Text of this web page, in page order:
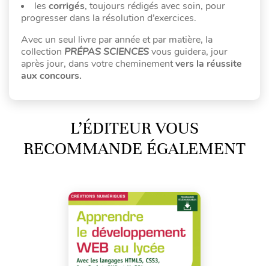
les corrigés, toujours rédigés avec soin, pour
progresser dans la résolution d’exercices.
Avec un seul livre par année et par matière, la
collection PRÉPAS SCIENCESvous guidera, jour
après jour, dans votre cheminementvers la réussite
aux concours.
L’ÉDITEUR VOUS
RECOMMANDE ÉGALEMENT